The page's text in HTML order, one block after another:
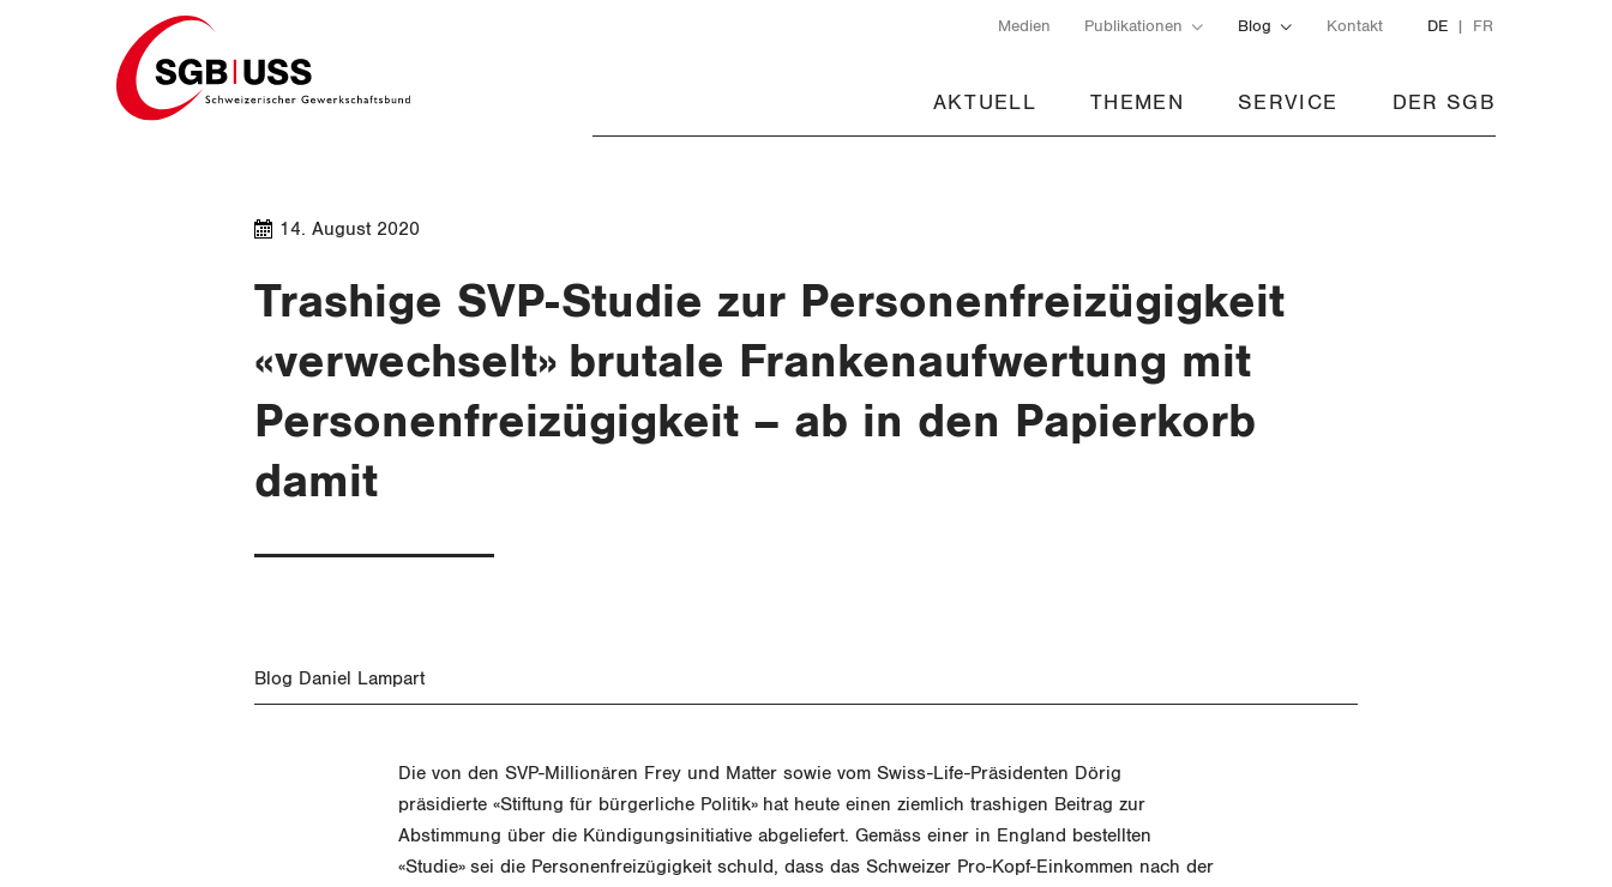
Home Medien Publikationen Blog Kontakt DE FR
AKTUELL THEMEN SERVICE DER SGB
14. August 2020
Trashige SVP-Studie zur Personenfreizügigkeit
«verwechselt» brutale Frankenaufwertung mit
Personenfreizügigkeit – ab in den Papierkorb
damit
Blog Daniel Lampart
Die von den SVP-Millionären Frey und Matter sowie vom Swiss-Life-Präsidenten Dörig
präsidierte «Stiftung für bürgerliche Politik» hat heute einen ziemlich trashigen Beitrag zur
Abstimmung über die Kündigungsinitiative abgeliefert. Gemäss einer in England bestellten
«Studie» sei die Personenfreizügigkeit schuld, dass das Schweizer Pro-Kopf-Einkommen nach der